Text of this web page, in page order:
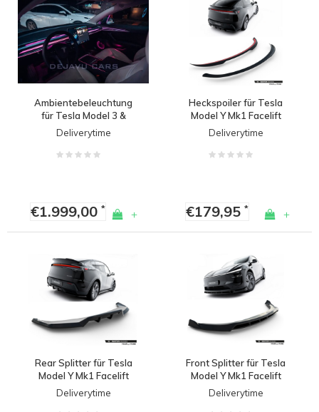
angesehen
Ambientebeleuchtung
für Tesla Model 3 &
Model Y
Deliverytime
€1.999,00* +
Heckspoiler für Tesla
Model Y Mk1 Facelift
Premium
Deliverytime
€179,95* +
Rear Splitter für Tesla
Model Y Mk1 Facelift
Premium
Deliverytime
Front Splitter für Tesla
Model Y Mk1 Facelift
Premium
Deliverytime